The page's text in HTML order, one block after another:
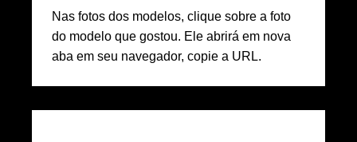
Nas fotos dos modelos, clique sobre a foto
do modelo que gostou. Ele abrirá em nova
aba em seu navegador, copie a URL.